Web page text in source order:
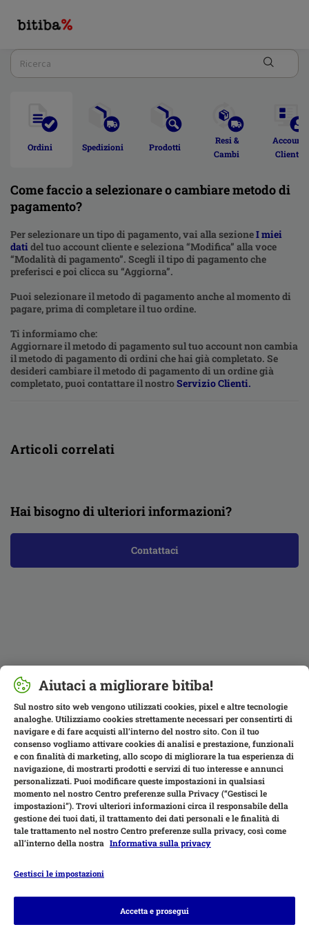
Ordini Spedizioni Prodotti
Resi &
Cambi
Account
Cliente
Come faccio a selezionare o cambiare metodo di
pagamento?
Per selezionare un tipo di pagamento, vai alla sezioneI miei
datidel tuo account cliente e seleziona “Modifica” alla voce
“Modalità di pagamento”. Scegli il tipo di pagamento che
preferisci e poi clicca su “Aggiorna”.
Puoi selezionare il metodo di pagamento anche al momento di
pagare, prima di completare il tuo ordine.
Ti informiamo che:
Aggiornare il metodo di pagamento sul tuo account non cambia
il metodo di pagamento di ordini che hai già completato. Se
desideri cambiare il metodo di pagamento di un ordine già
completato, puoi contattare il nostroServizio Clienti.
Articoli correlati
Hai bisogno di ulteriori informazioni?
Contattaci
Modalità di pagamento
Aiutaci a migliorare bitiba!
Sul nostro sito web vengono utilizzati cookies, pixel e altre tecnologie
analoghe. Utilizziamo cookies strettamente necessari per consentirti di
navigare e di fare acquisti all’interno del nostro sito. Con il tuo
consenso vogliamo attivare cookies di analisi e prestazione, funzionali
e con finalità di marketing, allo scopo di migliorare la tua esperienza di
navigazione, di mostrarti prodotti e servizi di tuo interesse e annunci
personalizzati. Puoi modificare queste impostazioni in qualsiasi
momento nel nostro Centro preferenze sulla Privacy (“Gestisci le
impostazioni”). Trovi ulteriori informazioni circa il responsabile della
gestione dei tuoi dati, il trattamento dei dati personali e le finalità di
tale trattamento nel nostro Centro preferenze sulla privacy, così come
all’interno della nostra Informativa sulla privacy
Gestisci le impostazioni
Accetta e prosegui